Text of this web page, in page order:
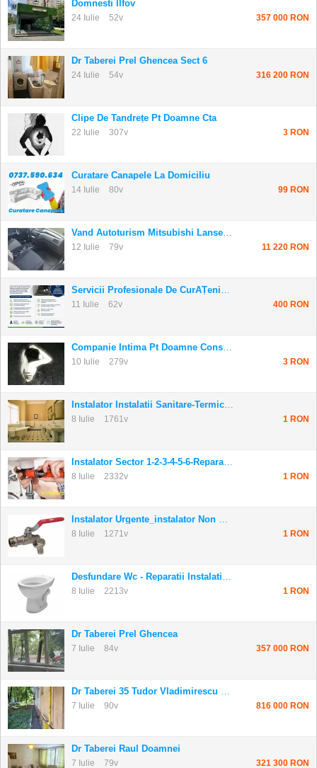
Domnesti Ilfov
24 Iulie 52v 357 000 RON
Dr Taberei Prel Ghencea Sect 6
24 Iulie 54v 316 200 RON
Clipe De Tandrețe Pt Doamne Cta
22 Iulie 307v 3 RON
Curatare Canapele La Domiciliu
14 Iulie 80v 99 RON
12 Iulie 79v 11 220 RON
11 Iulie 62v 400 RON
10 Iulie 279v 3 RON
8 Iulie 1761v 1 RON
8 Iulie 2332v 1 RON
8 Iulie 1271v 1 RON
8 Iulie 2213v 1 RON
Dr Taberei Prel Ghencea
7 Iulie 84v 357 000 RON
7 Iulie 90v 816 000 RON
Dr Taberei Raul Doamnei
7 Iulie 79v 321 300 RON